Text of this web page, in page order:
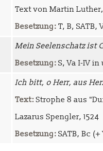
Text von Martin Luther,
Besetzung: T, B, SATB,
Mein Seelenschatz ist
Besetzung: S, Va I-IV
Ich bitt, o Herr, aus
Text: Strophe 8 aus
Lazarus Spengler, 1524
Besetzung: SATB, Bc (+